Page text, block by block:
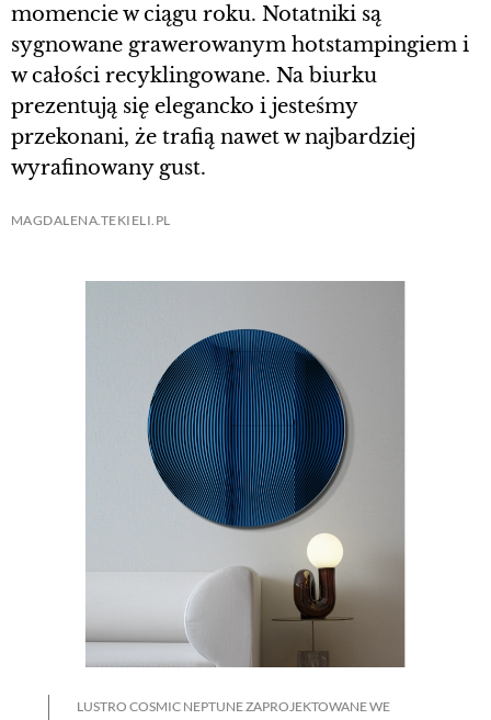
momencie w ciągu roku. Notatniki są
sygnowane grawerowanym hotstampingiem i
w całości recyklingowane. Na biurku
prezentują się elegancko i jesteśmy
przekonani, że trafią nawet w najbardziej
wyrafinowany gust.
MAGDALENA.TEKIELI.PL
LUSTRO COSMIC NEPTUNE ZAPROJEKTOWANE WE